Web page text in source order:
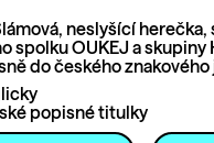
neslyšící
spolku OUKEJ a skupiny
do českého znakového
popisné titulky